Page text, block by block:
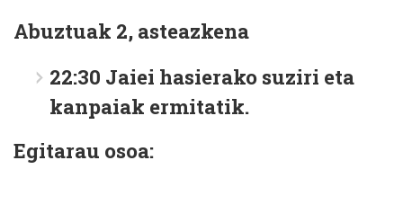
Abuztuak 2, asteazkena
22:30 Jaiei hasierako suziri eta
kanpaiak ermitatik.
Egitarau osoa: